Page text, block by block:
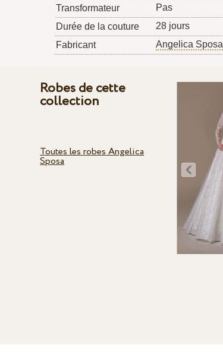
Transformateur
Pas
Durée de la couture
28 jours
Fabricant
Angelica Sposa
Robes de cette
collection
Toutes les robes Angelica
Sposa